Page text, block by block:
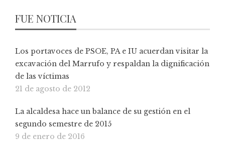
FUE NOTICIA
Los portavoces de PSOE, PA e IU acuerdan visitar la
excavación del Marrufo y respaldan la dignificación
de las víctimas
21 de agosto de 2012
La alcaldesa hace un balance de su gestión en el
segundo semestre de 2015
9 de enero de 2016